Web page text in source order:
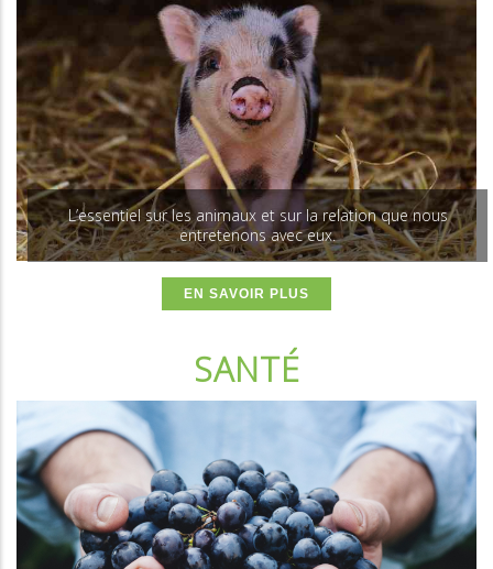
L’essentiel sur les animaux et sur la relation que nous
entretenons avec eux.
EN SAVOIR PLUS
SANTÉ